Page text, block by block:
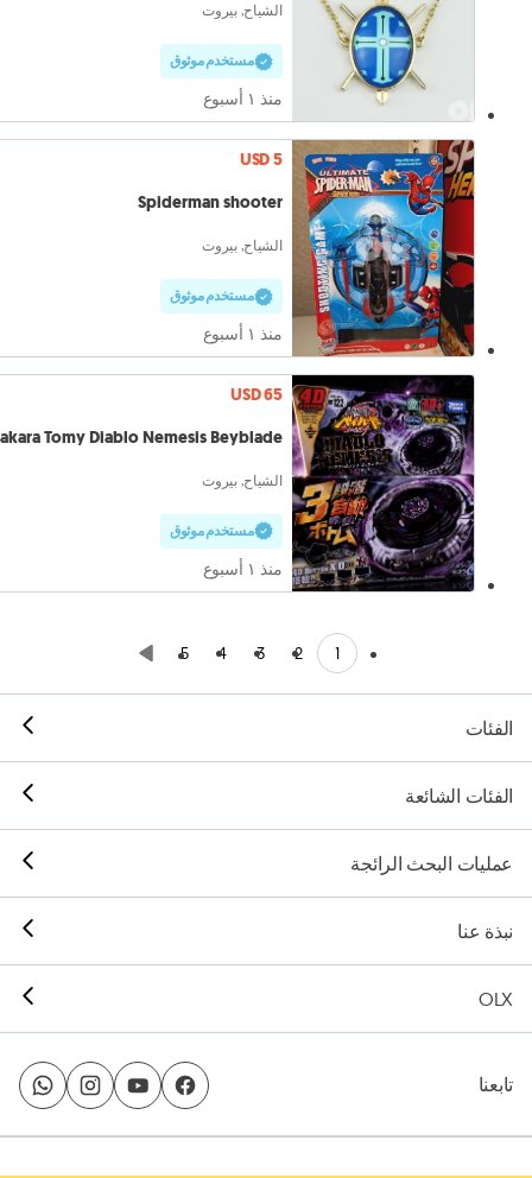
الشياح, بيروت
مستخدم موثوق
منذ ١ أسبوع
USD 5
Spiderman shooter
الشياح, بيروت
مستخدم موثوق
منذ ١ أسبوع
USD 65
Tomy Diablo Nemesis Beyblade
الشياح, بيروت
مستخدم موثوق
منذ ١ أسبوع
1
2
3
4
5
الفئات
الفئات الشائعة
عمليات البحث الرائجة
نبذة عنا
OLX
تابعنا